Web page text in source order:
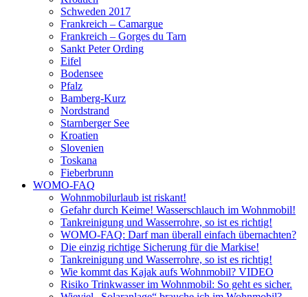
Schweden 2017
Frankreich – Camargue
Frankreich – Gorges du Tarn
Sankt Peter Ording
Eifel
Bodensee
Pfalz
Bamberg-Kurz
Nordstrand
Starnberger See
Kroatien
Slovenien
Toskana
Fieberbrunn
WOMO-FAQ
Wohnmobilurlaub ist riskant!
Gefahr durch Keime! Wasserschlauch im Wohnmobil!
Tankreinigung und Wasserrohre, so ist es richtig!
WOMO-FAQ: Darf man überall einfach übernachten?
Die einzig richtige Sicherung für die Markise!
Tankreinigung und Wasserrohre, so ist es richtig!
Wie kommt das Kajak aufs Wohnmobil? VIDEO
Risiko Trinkwasser im Wohnmobil: So geht es sicher.